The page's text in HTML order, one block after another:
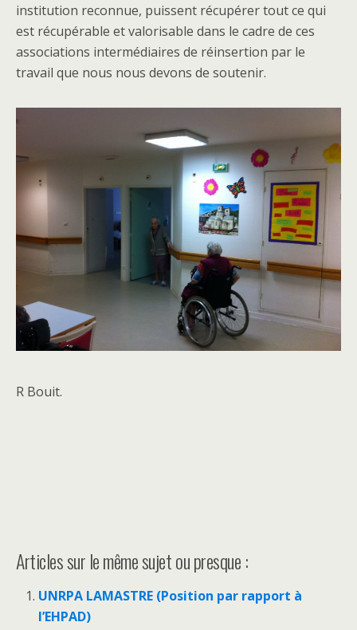
institution reconnue, puissent récupérer tout ce qui
est récupérable et valorisable dans le cadre de ces
associations intermédiaires de réinsertion par le
travail que nous nous devons de soutenir.
R Bouit.
Articles sur le même sujet ou presque :
UNRPA LAMASTRE (Position par rapport à
l’EHPAD)